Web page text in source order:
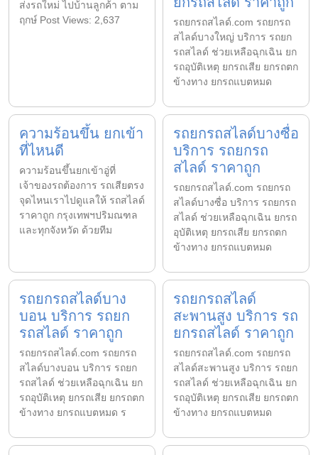
ส่งรถใหม่ ไปบ้านลูกค้า ตาม
ฤกษ์ Post Views: 2,637
รถยกรถสไลด์.com รถยกรถ
สไลด์บางใหญ่ บริการ รถยก
รถสไลด์ ช่วยเหลือฉุกเฉิน ยก
รถอุบัติเหตุ ยกรถเสีย ยกรถตก
ข้างทาง ยกรถแบตหมด
ความร้อนขึ้น ยกเข้า
ที่ไหนดี
ความร้อนขึ้นยกเข้าอู่ที่
เจ้าของรถต้องการ รถเสียตรง
จุดไหนเราไปดูแลให้ รถสไลด์
ราคาถูก กรุงเทพฯปริมณฑล
และทุกจังหวัด ด้วยทีม
รถยกรถสไลด์บางซื่อ
บริการ รถยกรถ
สไลด์ ราคาถูก
รถยกรถสไลด์.com รถยกรถ
สไลด์บางซื่อ บริการ รถยกรถ
สไลด์ ช่วยเหลือฉุกเฉิน ยกรถ
อุบัติเหตุ ยกรถเสีย ยกรถตก
ข้างทาง ยกรถแบตหมด
รถยกรถสไลด์บาง
บอน บริการ รถยก
รถสไลด์ ราคาถูก
รถยกรถสไลด์.com รถยกรถ
สไลด์บางบอน บริการ รถยก
รถสไลด์ ช่วยเหลือฉุกเฉิน ยก
รถอุบัติเหตุ ยกรถเสีย ยกรถตก
ข้างทาง ยกรถแบตหมด ร
รถยกรถสไลด์
สะพานสูง บริการ รถ
ยกรถสไลด์ ราคาถูก
รถยกรถสไลด์.com รถยกรถ
สไลด์สะพานสูง บริการ รถยก
รถสไลด์ ช่วยเหลือฉุกเฉิน ยก
รถอุบัติเหตุ ยกรถเสีย ยกรถตก
ข้างทาง ยกรถแบตหมด